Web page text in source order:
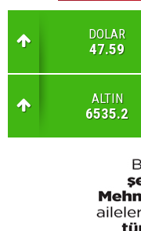
DOLAR
47.59
ALTIN
6535.2